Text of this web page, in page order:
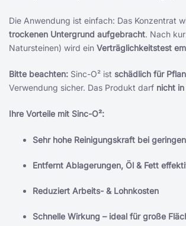
Die Anwendung ist einfach: Das Konzentrat
trockenen Untergrund aufgebracht. Nach
Natursteinen) wird ein Verträglichkeitstest
Bitte beachten: Sinc-O² ist schädlich für
Verwendung sicher. Das Produkt darf nicht
Ihre Vorteile mit Sinc-O²:
Sehr hohe Reinigungskraft bei
Entfernt Ablagerungen, Öl & Fett
Reduziert Arbeits- & Lohnkosten
Schnelle Wirkung – ideal für große